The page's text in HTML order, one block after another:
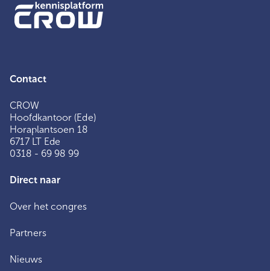
Contact
CROW
Hoofdkantoor (Ede)
Horaplantsoen 18
6717 LT Ede
0318 - 69 98 99
Direct naar
Over het congres
Partners
Nieuws